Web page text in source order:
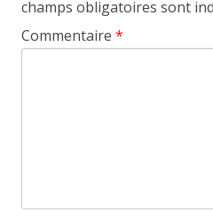
champs obligatoires sont
Commentaire *